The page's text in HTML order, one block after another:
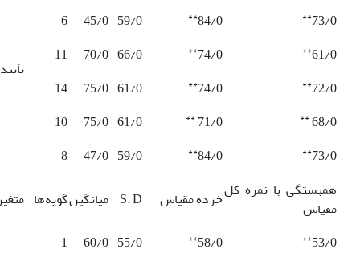
73/0
**
84/0
**
59/0
45/0
6
61/0
**
74/0
**
66/0
70/0
11
72/0
**
74/0
**
61/0
75/0
14
68/0
**
71/0
**
61/0
75/0
10
73/0
**
84/0
**
59/0
47/0
8
همبستگی با نمره کل
مقیاس
خرده مقیاس S. D میانگینگویه‌ها
53/0
**
58/0
**
55/0
60/0
1